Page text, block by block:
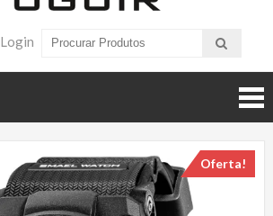
– Grupo
Tuguir
Login
Oferta!